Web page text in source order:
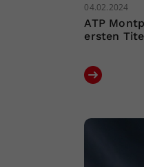
04.02.2024
ATP
ersten